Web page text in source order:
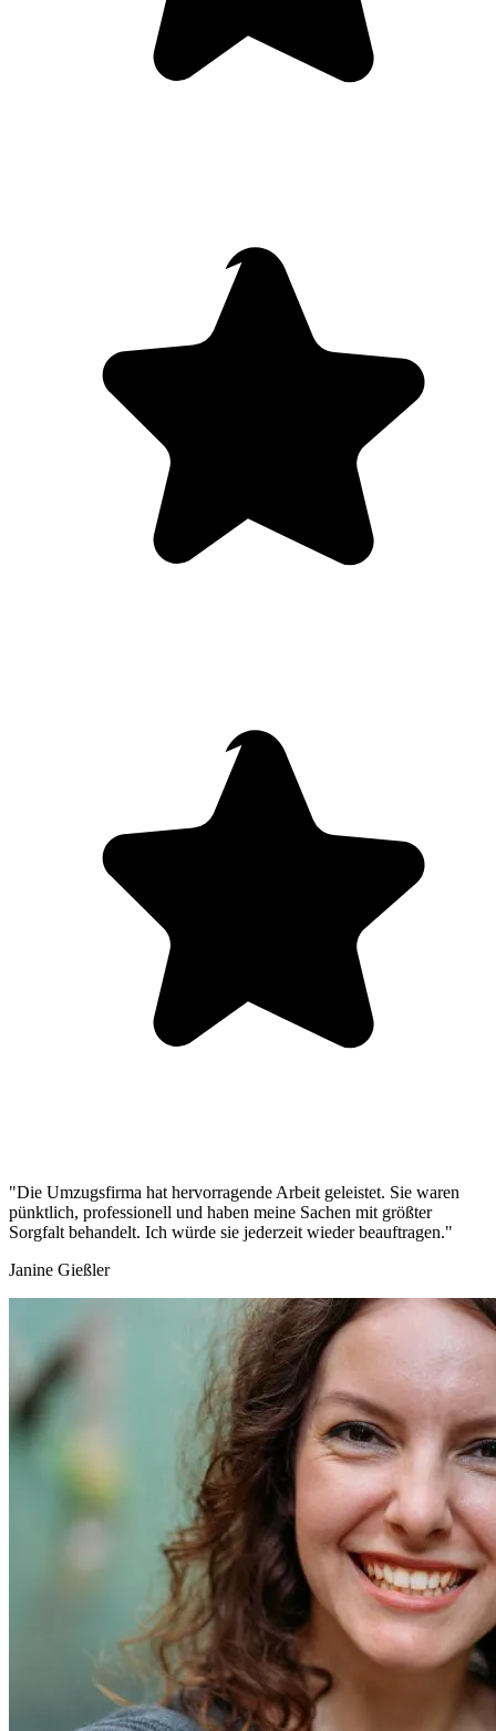
"Die Umzugsfirma hat hervorragende Arbeit geleistet. Sie waren
pünktlich, professionell und haben meine Sachen mit größter
Sorgfalt behandelt. Ich würde sie jederzeit wieder beauftragen."
Janine Gießler